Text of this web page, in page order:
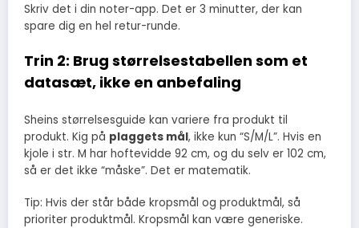
Skriv det i din noter-app. Det er 3 minutter, der kan
spare dig en hel retur-runde.
Trin 2: Brug størrelsestabellen som et
datasæt, ikke en anbefaling
Sheins størrelsesguide kan variere fra produkt til
produkt. Kig på plaggets mål, ikke kun “S/M/L”. Hvis en
kjole i str. M har hoftevidde 92 cm, og du selv er 102 cm,
så er det ikke “måske”. Det er matematik.
Tip: Hvis der står både kropsmål og produktmål, så
prioriter produktmål. Kropsmål kan være generiske.